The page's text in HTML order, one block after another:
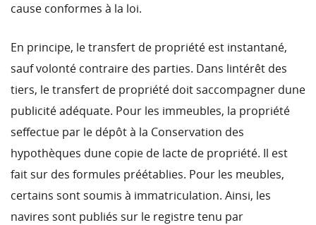
cause conformes à la loi.
En principe, le transfert de propriété est instantané,
sauf volonté contraire des parties. Dans lintérêt des
tiers, le transfert de propriété doit saccompagner dune
publicité adéquate. Pour les immeubles, la propriété
seffectue par le dépôt à la Conservation des
hypothèques dune copie de lacte de propriété. Il est
fait sur des formules préétablies. Pour les meubles,
certains sont soumis à immatriculation. Ainsi, les
navires sont publiés sur le registre tenu par